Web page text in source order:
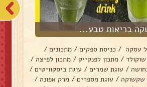
בריאות טבע...
עסקה / כניסת ספקים / מתכונים /
/ מתכון לפנקייק / מתכון לפיצה /
/ עוגת שמרים / עוגת ביסקוויטים /
שקשוקה / עוגת מספרים / מרק אפונה /